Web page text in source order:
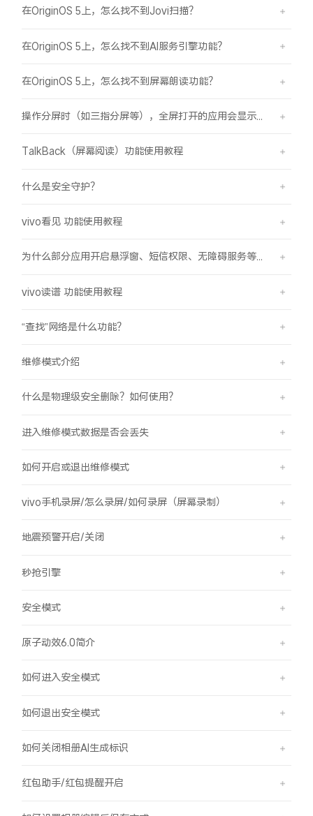
在OriginOS 5上，怎么找不到Jovi扫描？
在OriginOS 5上，怎么找不到AI服务引擎功能？
在OriginOS 5上，怎么找不到屏幕朗读功能？
操作分屏时（如三指分屏等），全屏打开的应用会显示在屏幕顶部，之前是分半屏
TalkBack（屏幕阅读）功能使用教程
什么是安全守护？
vivo看见 功能使用教程
为什么部分应用开启悬浮窗、短信权限、无障碍服务等功能时会弹受限提示框？
vivo读谱 功能使用教程
“查找”网络是什么功能？
维修模式介绍
什么是物理级安全删除？如何使用？
进入维修模式数据是否会丢失
如何开启或退出维修模式
vivo手机录屏/怎么录屏/如何录屏（屏幕录制）
地震预警开启/关闭
秒抢引擎
安全模式
原子动效6.0简介
如何进入安全模式
如何退出安全模式
如何关闭相册AI生成标识
红包助手/红包提醒开启